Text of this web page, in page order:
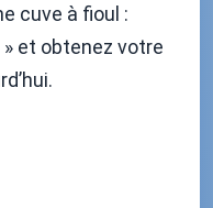
cuve à fioul :
et obtenez votre